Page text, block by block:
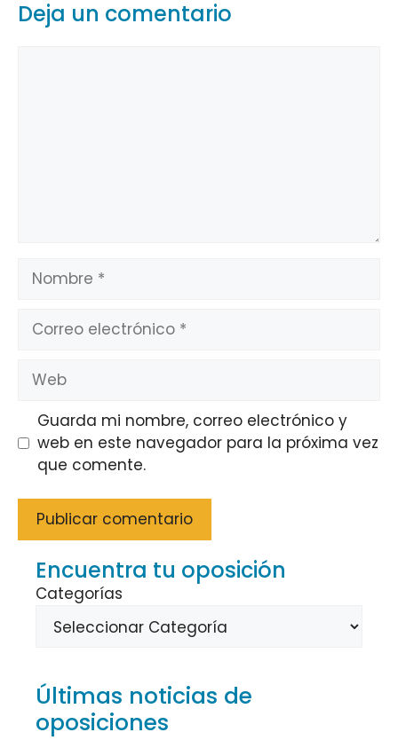
Deja un comentario
Nombre
Correo
electrónico
Web
Guarda mi nombre, correo electrónico y
web en este navegador para la próxima vez
que comente.
Encuentra tu oposición
Categorías
Últimas noticias de
oposiciones